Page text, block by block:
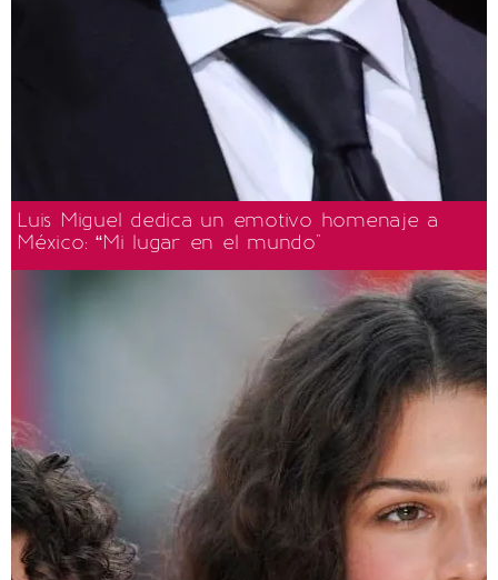
Luis Miguel dedica un emotivo homenaje a
México: “Mi lugar en el mundo"